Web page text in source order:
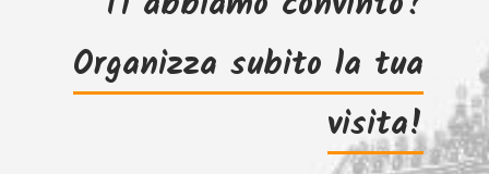
Organizza subito la tua
visita!